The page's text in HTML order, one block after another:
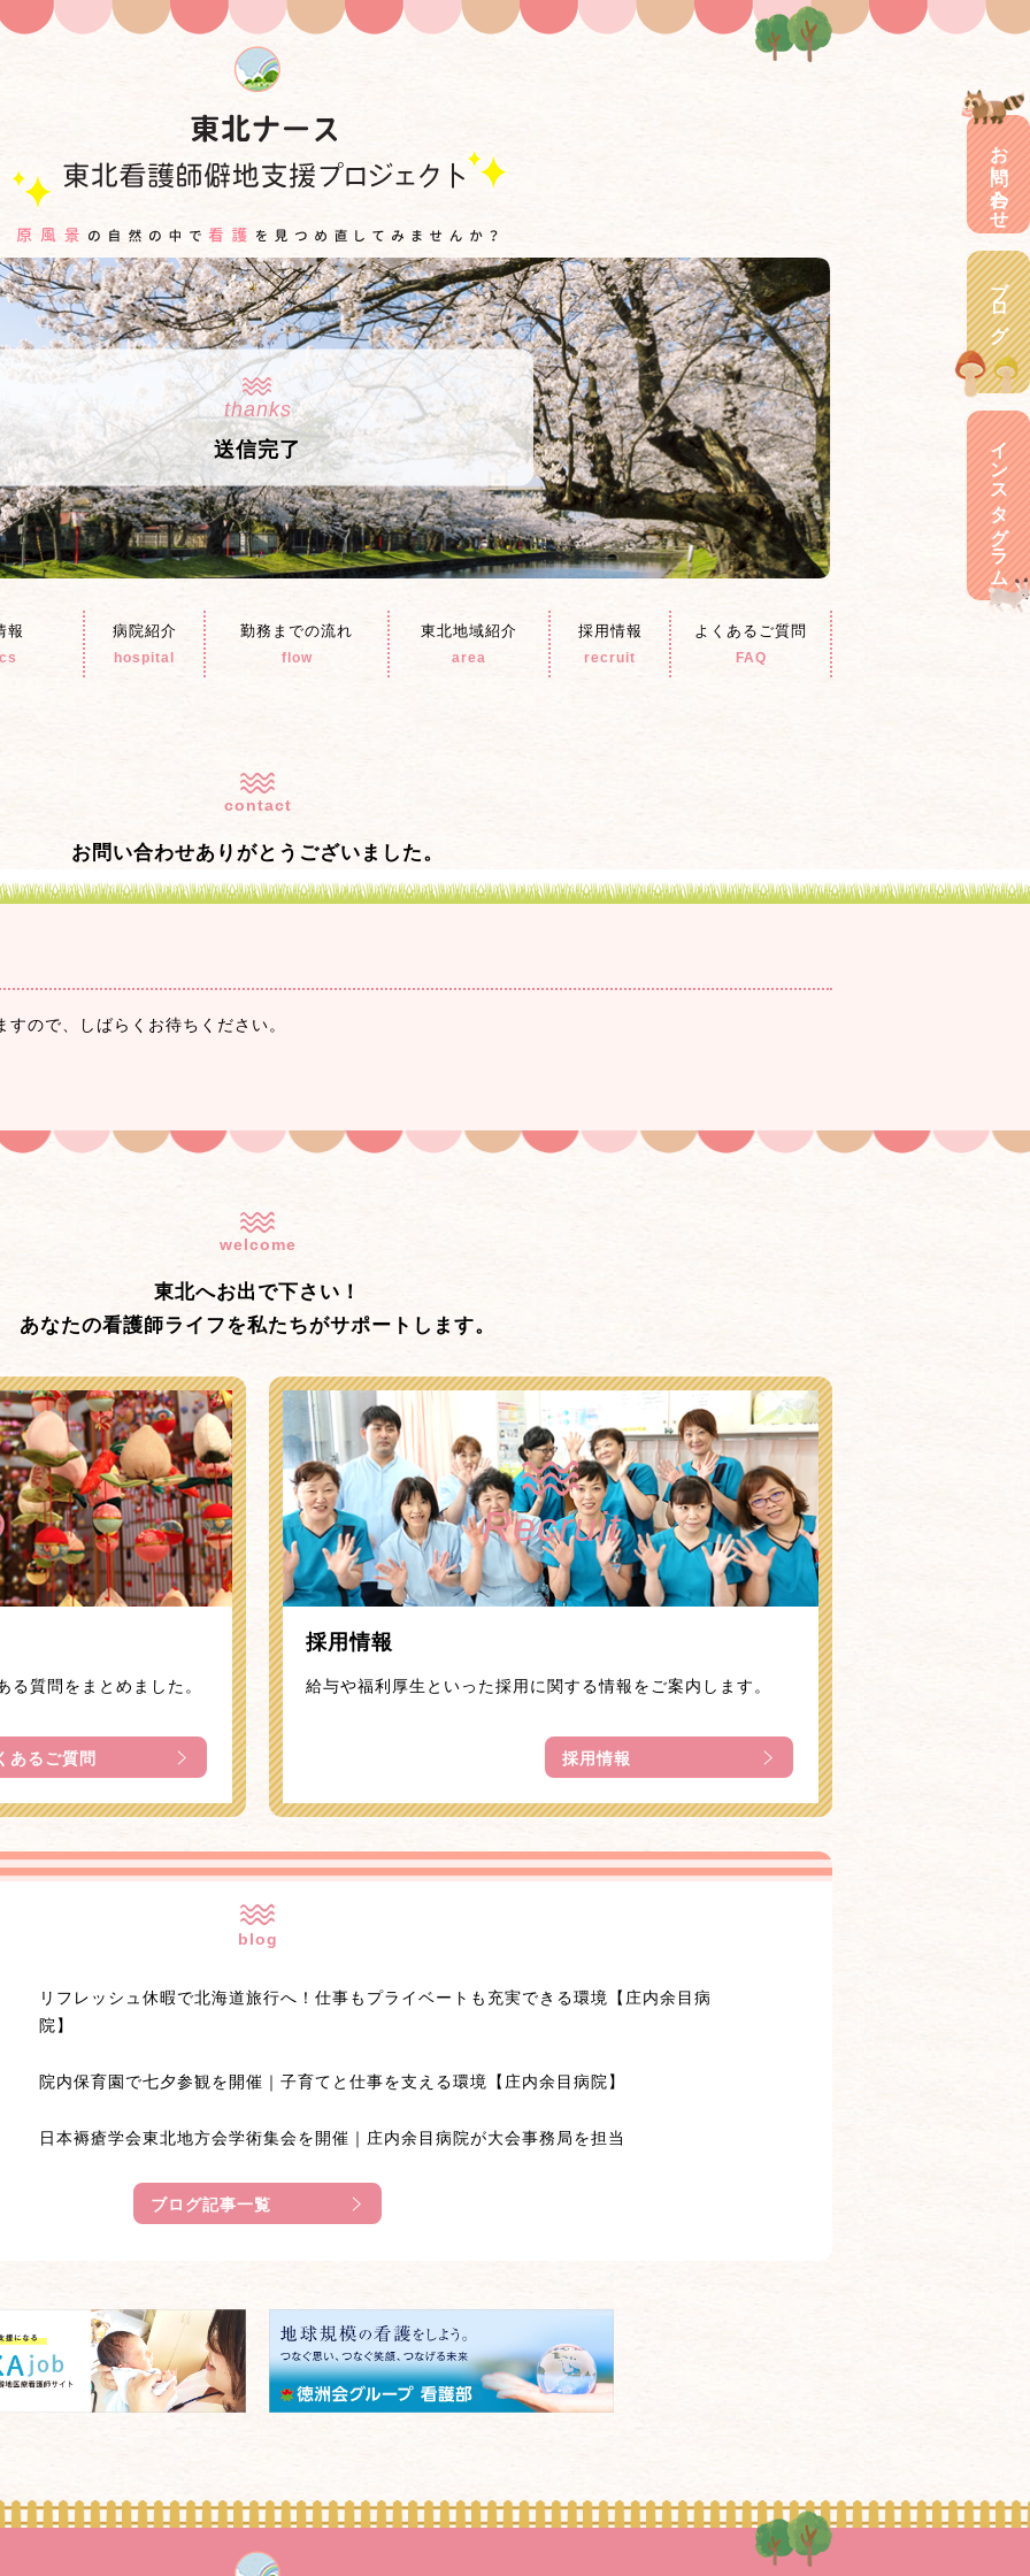
thanks
送信完了
報 病院紹介
hospital
勤務までの流れ
flow
東北地域紹介
area
採用情報
recruit
よくあるご質問
FAQ
contact
お問い合わせありがとうございました。
ので、しばらくお待ちください。
welcome
東北へお出で下さい！
あなたの看護師ライフを私たちがサポートします。
る質問をまとめました。
あるご質問
Recruit
採用情報
給与や福利厚生といった採用に関する情報をご案内します。
採用情報
blog
リフレッシュ休暇で北海道旅行へ！仕事もプライベートも充実できる環境【庄内余目病
院】
院内保育園で七夕参観を開催｜子育てと仕事を支える環境【庄内余目病院】
日本褥瘡学会東北地方会学術集会を開催｜庄内余目病院が大会事務局を担当
ブログ記事一覧
お問い合わせ
ブログ
インスタグラム